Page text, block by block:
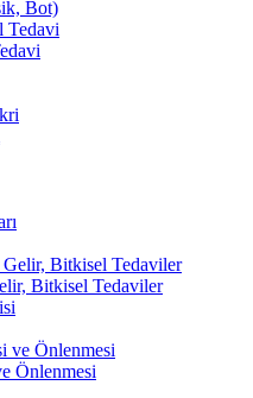
Bot)
Bitkisel Tedaviler
Önlenmesi